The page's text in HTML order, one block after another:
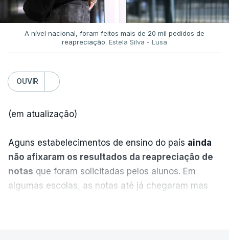
A nível nacional, foram feitos mais de 20 mil pedidos de
reapreciação. Estela Silva - Lusa
OUVIR
(em atualização)
Aguns estabelecimentos de ensino do país ainda
não afixaram os resultados da reapreciação de
notas que foram solicitadas pelos alunos. Em
algumas escolas, as notas até já chegaram mas